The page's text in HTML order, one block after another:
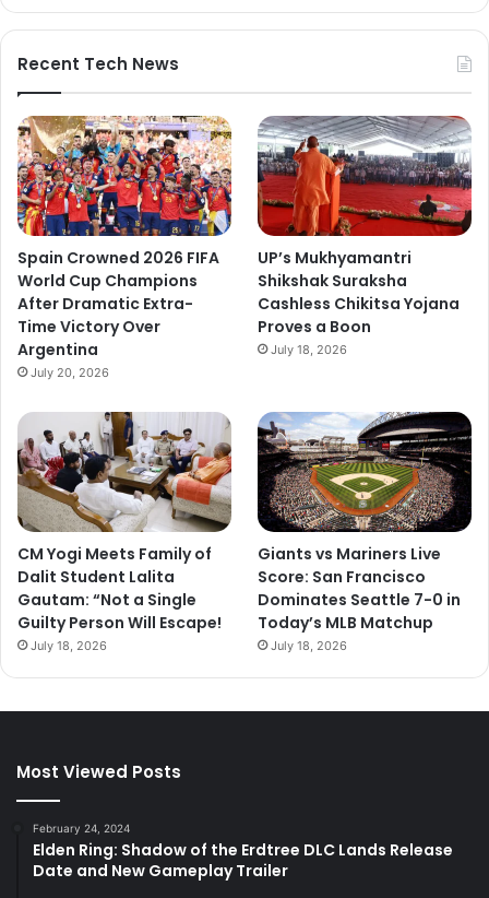
Recent Tech News
Spain Crowned 2026 FIFA
World Cup Champions
After Dramatic Extra-
Time Victory Over
Argentina
July 20, 2026
UP’s Mukhyamantri
Shikshak Suraksha
Cashless Chikitsa Yojana
Proves a Boon
July 18, 2026
CM Yogi Meets Family of
Dalit Student Lalita
Gautam: “Not a Single
Guilty Person Will Escape!
July 18, 2026
Giants vs Mariners Live
Score: San Francisco
Dominates Seattle 7-0 in
Today’s MLB Matchup
July 18, 2026
Most Viewed Posts
February 24, 2024
Elden Ring: Shadow of the Erdtree DLC Lands Release
Date and New Gameplay Trailer